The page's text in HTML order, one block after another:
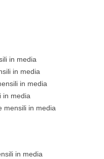
in media
in media
in media
in media
mensili in media
in media